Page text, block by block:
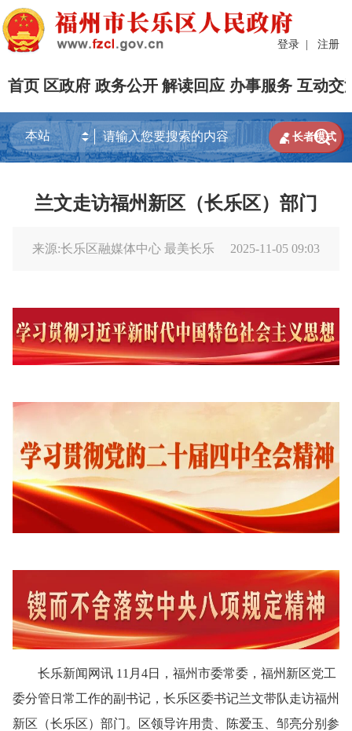
登录 | 注册
首页 区政府 政务公开 解读回应 办事服务 互动交

 长者模式
兰文走访福州新区（长乐区）部门
来源:长乐区融媒体中心 最美长乐 2025-11-05 09:03
长乐新闻网讯 11月4日，福州市委常委，福州新区党工
委分管日常工作的副书记，长乐区委书记兰文带队走访福州
新区（长乐区）部门。区领导许用贵、陈爱玉、邹亮分别参